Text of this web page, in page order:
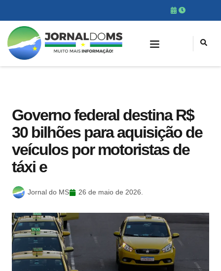
Governo federal destina R$
30 bilhões para aquisição de
veículos por motoristas de
táxi e
Jornal do MS 26 de maio de 2026.